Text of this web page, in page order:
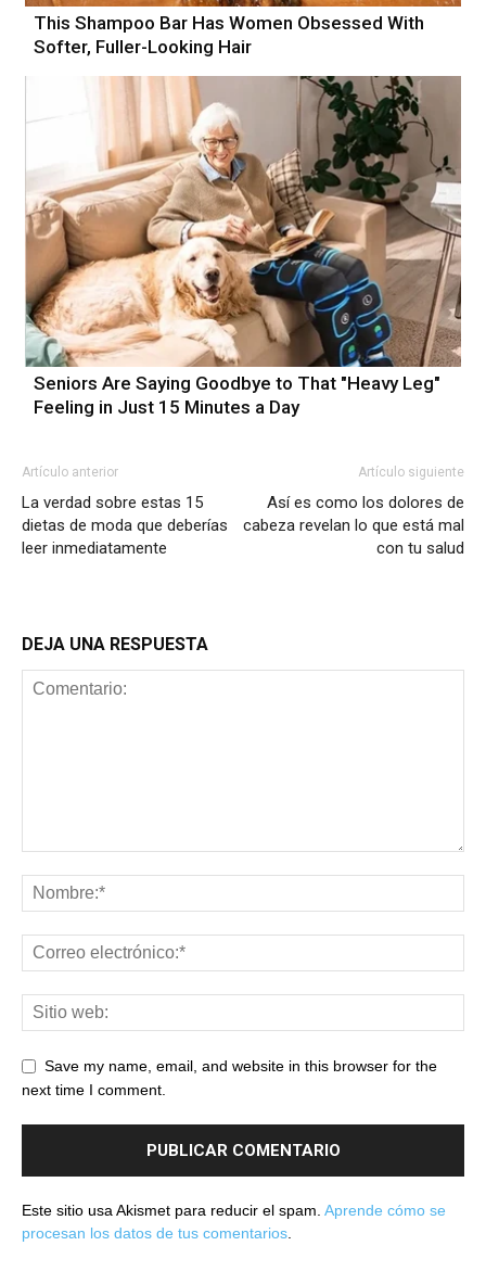
This Shampoo Bar Has Women Obsessed With
Softer, Fuller-Looking Hair
Seniors Are Saying Goodbye to That "Heavy Leg"
Feeling in Just 15 Minutes a Day
Artículo anterior
La verdad sobre estas 15
dietas de moda que deberías
leer inmediatamente
Artículo siguiente
Así es como los dolores de
cabeza revelan lo que está mal
con tu salud
DEJA UNA RESPUESTA
Save my name, email, and website in this browser for the
next time I comment.
Este sitio usa Akismet para reducir el spam. Aprende cómo se
procesan los datos de tus comentarios